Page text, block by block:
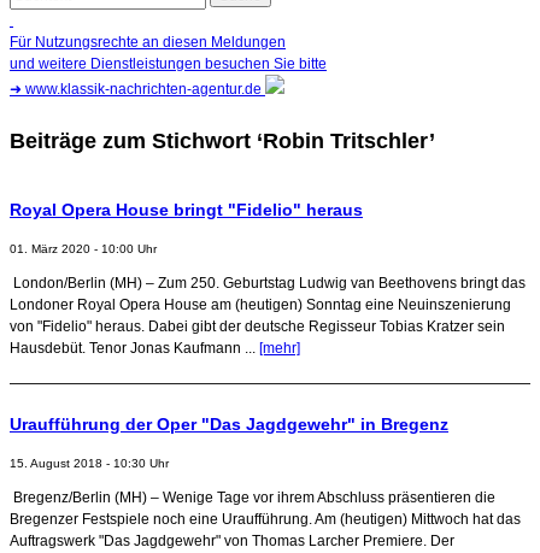
Für Nutzungsrechte an diesen Meldungen
und weitere Dienstleistungen besuchen Sie bitte
➜ www.klassik-nachrichten-agentur.de
Beiträge zum Stichwort ‘Robin Tritschler’
Royal Opera House bringt "Fidelio" heraus
01. März 2020 - 10:00 Uhr
London/Berlin (MH) – Zum 250. Geburtstag Ludwig van Beethovens bringt das
Londoner Royal Opera House am (heutigen) Sonntag eine Neuinszenierung
von "Fidelio" heraus. Dabei gibt der deutsche Regisseur Tobias Kratzer sein
Hausdebüt. Tenor Jonas Kaufmann ... [mehr]
Uraufführung der Oper "Das Jagdgewehr" in Bregenz
15. August 2018 - 10:30 Uhr
Bregenz/Berlin (MH) – Wenige Tage vor ihrem Abschluss präsentieren die
Bregenzer Festspiele noch eine Uraufführung. Am (heutigen) Mittwoch hat das
Auftragswerk "Das Jagdgewehr" von Thomas Larcher Premiere. Der